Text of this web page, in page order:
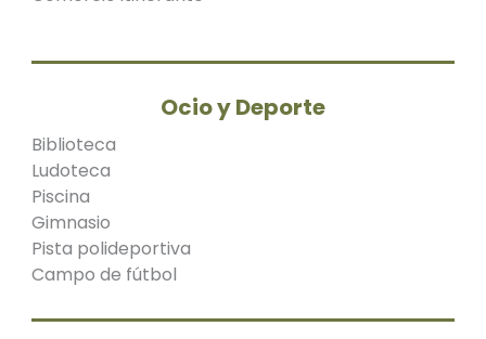
Ocio y Deporte
Biblioteca
Ludoteca
Piscina
Gimnasio
Pista polideportiva
Campo de fútbol